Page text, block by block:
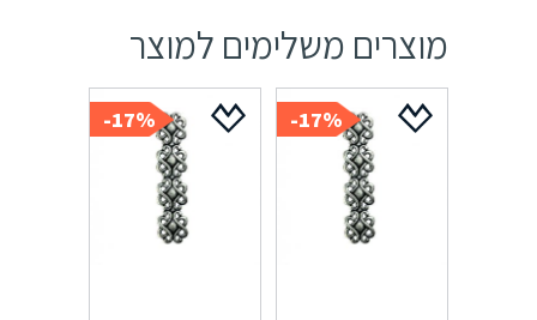
מוצרים משלימים למוצר
17%-
17%-